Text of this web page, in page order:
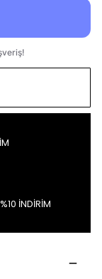
İNDİRİM